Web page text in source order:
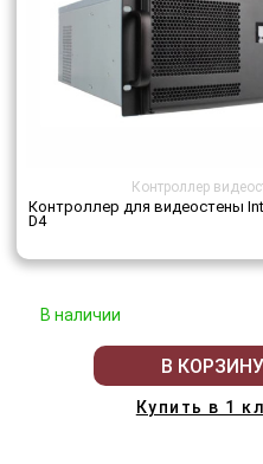
Контроллер
Контроллер для видеостены
D4
В наличии
В КОРЗИНУ
Купить в 1